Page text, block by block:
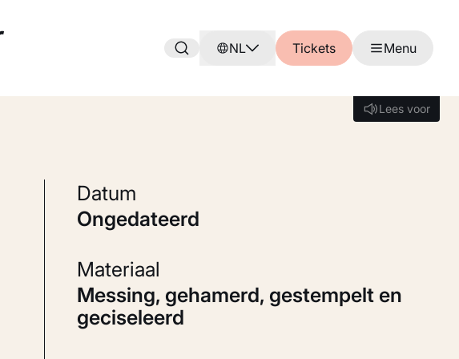
NL Tickets Menu
Lees voor
Lees voor
Datum
ongedateerd
Materiaal
Messing, gehamerd, gestempelt en
geciseleerd